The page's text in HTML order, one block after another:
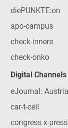
diePUNKTE:on
apo-campus
check-innere
check-onko
Digital Channels
eJournal:
car-t-cell
congress x-press